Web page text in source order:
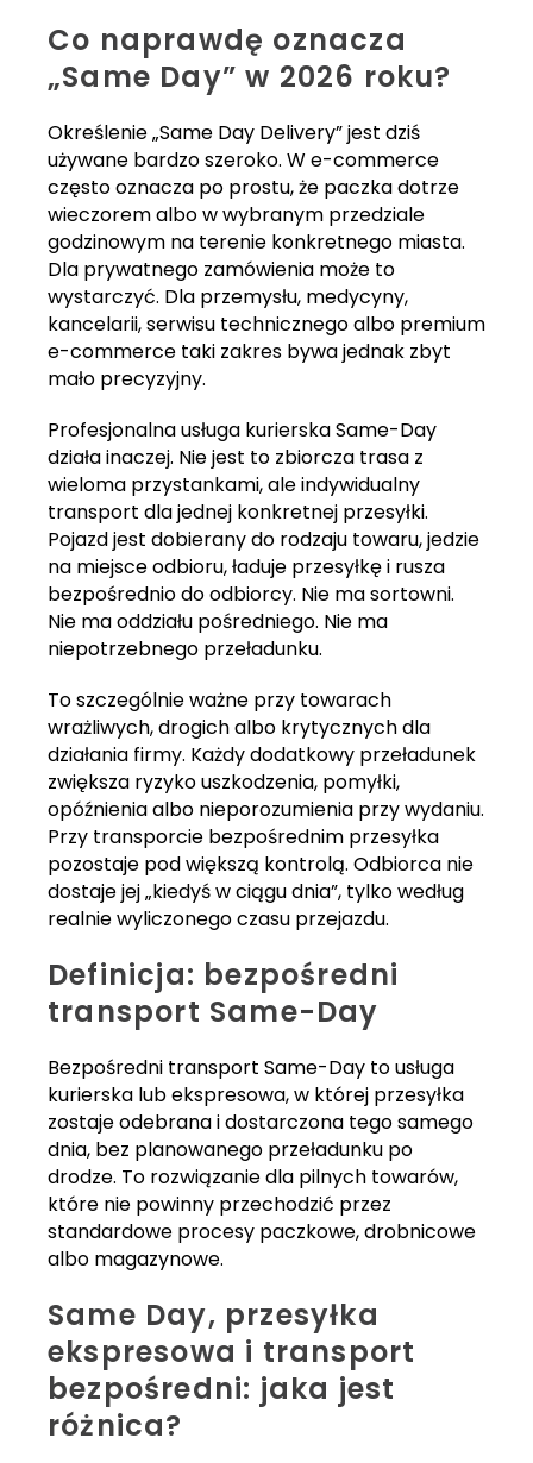
Co naprawdę oznacza
„Same Day” w 2026 roku?
Określenie „Same Day Delivery” jest dziś
używane bardzo szeroko. W e-commerce
często oznacza po prostu, że paczka dotrze
wieczorem albo w wybranym przedziale
godzinowym na terenie konkretnego miasta.
Dla prywatnego zamówienia może to
wystarczyć. Dla przemysłu, medycyny,
kancelarii, serwisu technicznego albo premium
e-commerce taki zakres bywa jednak zbyt
mało precyzyjny.
Profesjonalna usługa kurierska Same-Day
działa inaczej. Nie jest to zbiorcza trasa z
wieloma przystankami, ale indywidualny
transport dla jednej konkretnej przesyłki.
Pojazd jest dobierany do rodzaju towaru, jedzie
na miejsce odbioru, ładuje przesyłkę i rusza
bezpośrednio do odbiorcy. Nie ma sortowni.
Nie ma oddziału pośredniego. Nie ma
niepotrzebnego przeładunku.
To szczególnie ważne przy towarach
wrażliwych, drogich albo krytycznych dla
działania firmy. Każdy dodatkowy przeładunek
zwiększa ryzyko uszkodzenia, pomyłki,
opóźnienia albo nieporozumienia przy wydaniu.
Przy transporcie bezpośrednim przesyłka
pozostaje pod większą kontrolą. Odbiorca nie
dostaje jej „kiedyś w ciągu dnia”, tylko według
realnie wyliczonego czasu przejazdu.
Definicja: bezpośredni
transport Same-Day
Bezpośredni transport Same-Day to usługa
kurierska lub ekspresowa, w której przesyłka
zostaje odebrana i dostarczona tego samego
dnia, bez planowanego przeładunku po
drodze. To rozwiązanie dla pilnych towarów,
które nie powinny przechodzić przez
standardowe procesy paczkowe, drobnicowe
albo magazynowe.
Same Day, przesyłka
ekspresowa i transport
bezpośredni: jaka jest
różnica?